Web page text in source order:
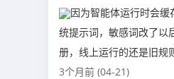
因为智能体运行时会缓
统提示词，敏感词改了以
册，线上运行的还是旧规
3个月前 (04-21)